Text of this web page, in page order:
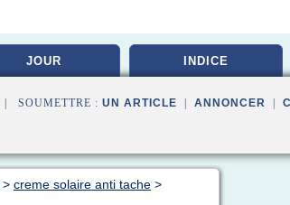
JOUR INDICE
| SOUMETTRE : UN ARTICLE ANNONCER
> creme solaire anti tache >